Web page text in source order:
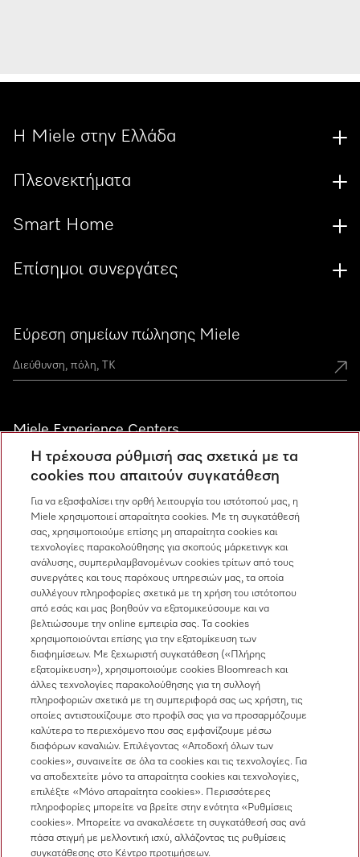
Εύρεση σημείων πώλησης Miele
Miele Experience Centers
Ανακαλύψτε τα Miele Experience Center
Newsletter
Η Miele στην Ελλάδα
Πλεονεκτήματα
Smart Home
Επίσημοι συνεργάτες
Η εταιρεία μας
Όροι και Προϋποθέσεις
Προστασία δεδομένων
Όροι Χρήσης
Miele στο Instagram
Miele στο Facebook
Miele στο Youtube
Η τρέχουσα ρύθμισή σας σχετικά με τα
cookies που απαιτούν συγκατάθεση
Για να εξασφαλίσει την ορθή λειτουργία του ιστότοπού μας, η
Miele χρησιμοποιεί απαραίτητα cookies. Με τη συγκατάθεσή
σας, χρησιμοποιούμε επίσης μη απαραίτητα cookies και
τεχνολογίες παρακολούθησης για σκοπούς μάρκετινγκ και
ανάλυσης, συμπεριλαμβανομένων cookies τρίτων από τους
συνεργάτες και τους παρόχους υπηρεσιών μας, τα οποία
συλλέγουν πληροφορίες σχετικά με τη χρήση του ιστότοπου
από εσάς και μας βοηθούν να εξατομικεύσουμε και να
βελτιώσουμε την online εμπειρία σας. Τα cookies
χρησιμοποιούνται επίσης για την εξατομίκευση των
διαφημίσεων. Με ξεχωριστή συγκατάθεση («Πλήρης
εξατομίκευση»), χρησιμοποιούμε cookies Bloomreach και
άλλες τεχνολογίες παρακολούθησης για τη συλλογή
πληροφοριών σχετικά με τη συμπεριφορά σας ως χρήστη, τις
οποίες αντιστοιχίζουμε στο προφίλ σας για να προσαρμόζουμε
καλύτερα το περιεχόμενο που σας εμφανίζουμε μέσω
διαφόρων καναλιών. Επιλέγοντας «Αποδοχή όλων των
cookies», συναινείτε σε όλα τα cookies και τις τεχνολογίες. Για
να αποδεχτείτε μόνο τα απαραίτητα cookies και τεχνολογίες,
επιλέξτε «Μόνο απαραίτητα cookies». Περισσότερες
πληροφορίες μπορείτε να βρείτε στην ενότητα «Ρυθμίσεις
cookies». Μπορείτε να ανακαλέσετε τη συγκατάθεσή σας ανά
πάσα στιγμή με μελλοντική ισχύ, αλλάζοντας τις ρυθμίσεις
συγκατάθεσης στο Κέντρο προτιμήσεων.